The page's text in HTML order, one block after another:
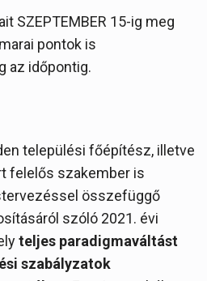
SZEPTEMBER 15-ig meg
pontok is
az időpontig.
települési főépítész, illetve
felelős szakember is
összefüggő
szóló 2021. évi
teljes paradigmaváltást
szabályzatok